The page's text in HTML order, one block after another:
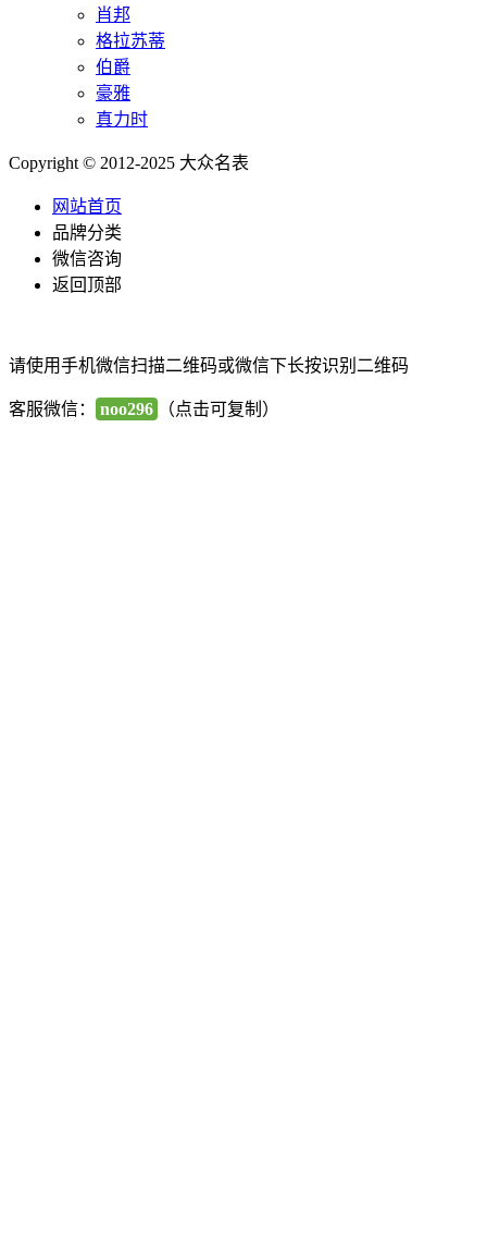
肖邦
格拉苏蒂
伯爵
豪雅
真力时
Copyright © 2012-2025 大众名表
网站首页
品牌分类
微信咨询
返回顶部
请使用手机微信扫描二维码或微信下长按识别二维码
客服微信： noo296 （点击可复制）